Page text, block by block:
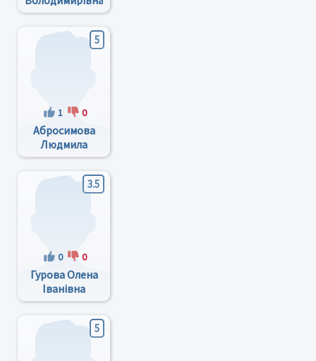
5
1 0
Абросимова
Людмила
Михайлівна
3.5
0 0
Гурова Олена
Іванівна
5